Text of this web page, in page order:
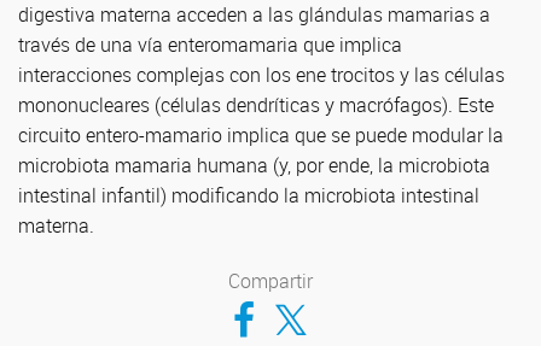
digestiva materna acceden a las glándulas mamarias a
través de una vía enteromamaria que implica
interacciones complejas con los ene trocitos y las células
mononucleares (células dendríticas y macrófagos). Este
circuito entero-mamario implica que se puede modular la
microbiota mamaria humana (y, por ende, la microbiota
intestinal infantil) modificando la microbiota intestinal
materna.
Compartir
Compartir en Facebook
Compartir en Twitter